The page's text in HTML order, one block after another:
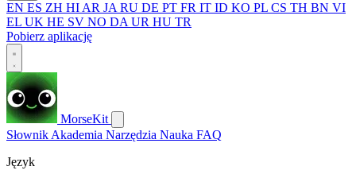
EN ES ZH HI AR JA RU DE PT FR IT ID KO PL CS TH BN VI
EL UK HE SV NO DA UR HU TR
Pobierz aplikację
MorseKit
Słownik Akademia Narzędzia Nauka FAQ
Język